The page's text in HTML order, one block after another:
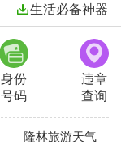
生活必备神器
身份
号码
违章
查询
隆林旅游天气